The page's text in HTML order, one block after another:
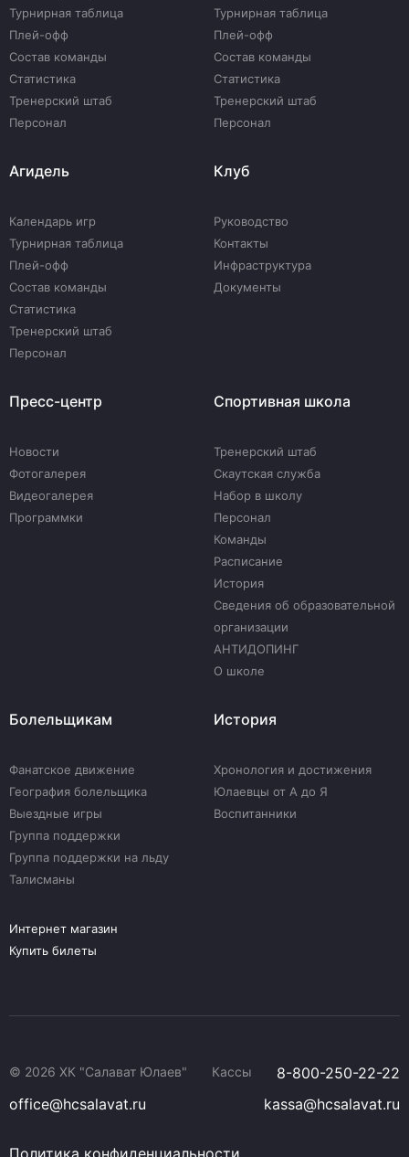
Турнирная таблица
Плей-офф
Состав команды
Статистика
Тренерский штаб
Персонал
Турнирная таблица
Плей-офф
Состав команды
Статистика
Тренерский штаб
Персонал
Агидель
Календарь игр
Турнирная таблица
Плей-офф
Состав команды
Статистика
Тренерский штаб
Персонал
Клуб
Руководство
Контакты
Инфраструктура
Документы
Пресс-центр
Новости
Фотогалерея
Видеогалерея
Программки
Спортивная школа
Тренерский штаб
Скаутская служба
Набор в школу
Персонал
Команды
Расписание
История
Сведения об образовательной
организации
АНТИДОПИНГ
О школе
Болельщикам
Фанатское движение
География болельщика
Выездные игры
Группа поддержки
Группа поддержки на льду
Талисманы
История
Хронология и достижения
Юлаевцы от А до Я
Воспитанники
Интернет магазин
Купить билеты
© 2026 ХК "Салават Юлаев" Кассы
8-800-250-22-22
office@hcsalavat.ru
kassa@hcsalavat.ru
Политика конфиденциальности